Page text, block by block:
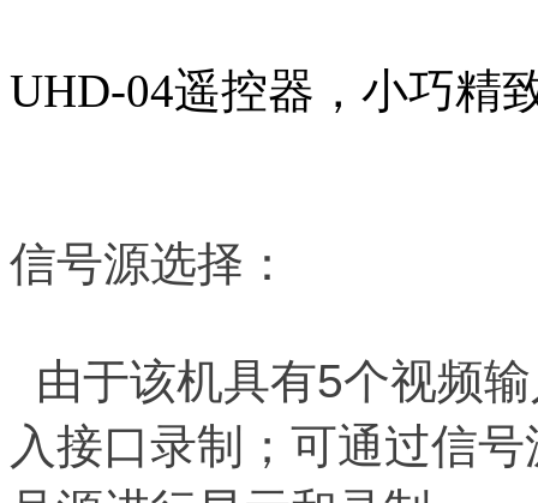
UHD-04遥控器，小巧精
信号源选择：
由于该机具有5个视频
入接口录制；可通过信